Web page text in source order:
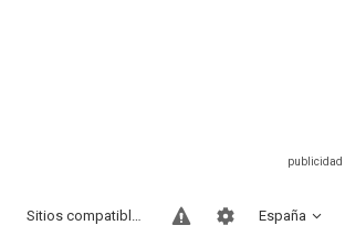
España
Sitios compatibles